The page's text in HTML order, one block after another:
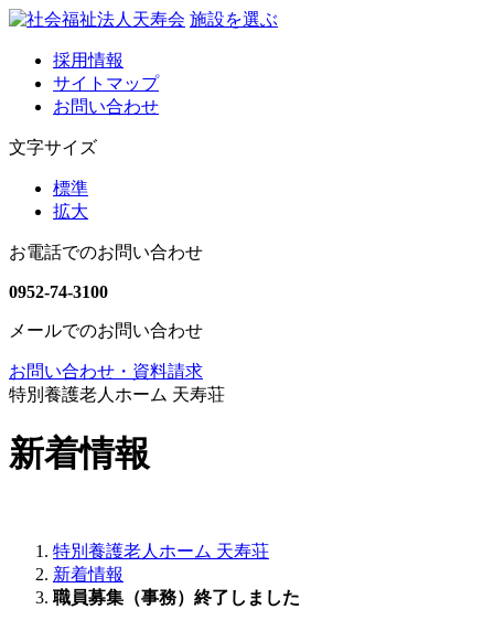
施設を選ぶ
採用情報
サイトマップ
お問い合わせ
文字サイズ
標準
拡大
お電話でのお問い合わせ
0952-74-3100
メールでのお問い合わせ
お問い合わせ・資料請求
特別養護老人ホーム 天寿荘
新着情報
特別養護老人ホーム 天寿荘
新着情報
職員募集（事務）終了しました